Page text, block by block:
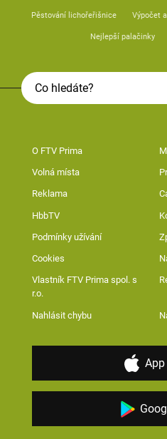
Pěstování lichořeřišnice Výpočet
Nejlepší palačinky
O FTV Prima
Volná místa
Reklama
HbbTV
Podmínky užívání
Cookies
Vlastník FTV Prima spol. s
r.o.
Nahlásit chybu
App